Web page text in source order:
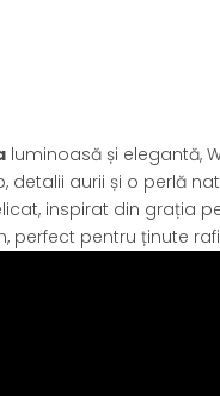
luminoasă și elegantă,
detalii aurii și o perlă
inspirat din grația
perfect pentru ținute